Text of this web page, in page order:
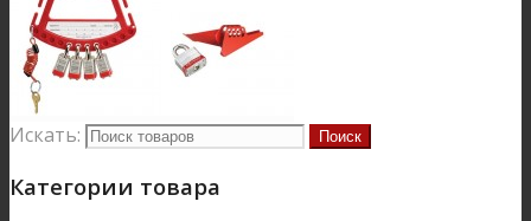
Искать:
Категории товара